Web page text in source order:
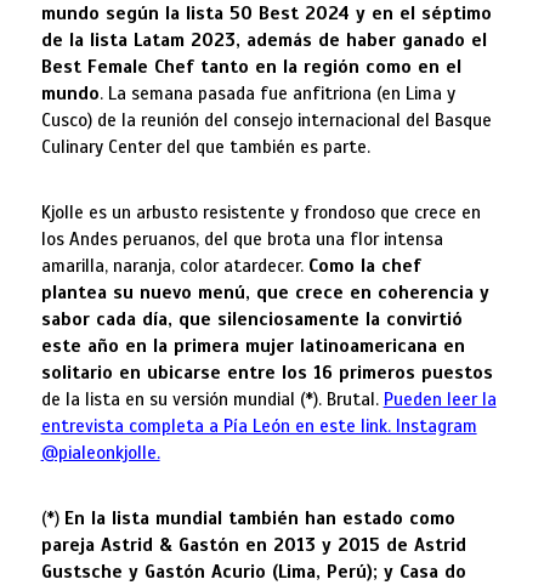
mundo según la lista 50 Best 2024 y en el séptimo
de la lista Latam 2023, además de haber ganado el
Best Female Chef tanto en la región como en el
mundo. La semana pasada fue anfitriona (en Lima y
Cusco) de la reunión del consejo internacional del Basque
Culinary Center del que también es parte.
Kjolle es un arbusto resistente y frondoso que crece en
los Andes peruanos, del que brota una flor intensa
amarilla, naranja, color atardecer. Como la chef
plantea su nuevo menú, que crece en coherencia y
sabor cada día, que silenciosamente la convirtió
este año en la primera mujer latinoamericana en
solitario en ubicarse entre los 16 primeros puestos
de la lista en su versión mundial (*). Brutal. Pueden leer la
entrevista completa a Pía León en este link. Instagram
@pialeonkjolle.
(*) En la lista mundial también han estado como
pareja Astrid & Gastón en 2013 y 2015 de Astrid
Gustsche y Gastón Acurio (Lima, Perú); y Casa do